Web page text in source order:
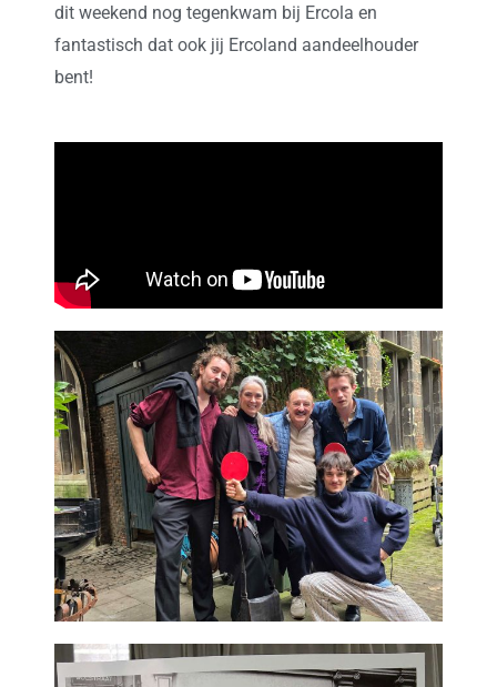
dit weekend nog tegenkwam bij Ercola en
fantastisch dat ook jij Ercoland aandeelhouder
bent!